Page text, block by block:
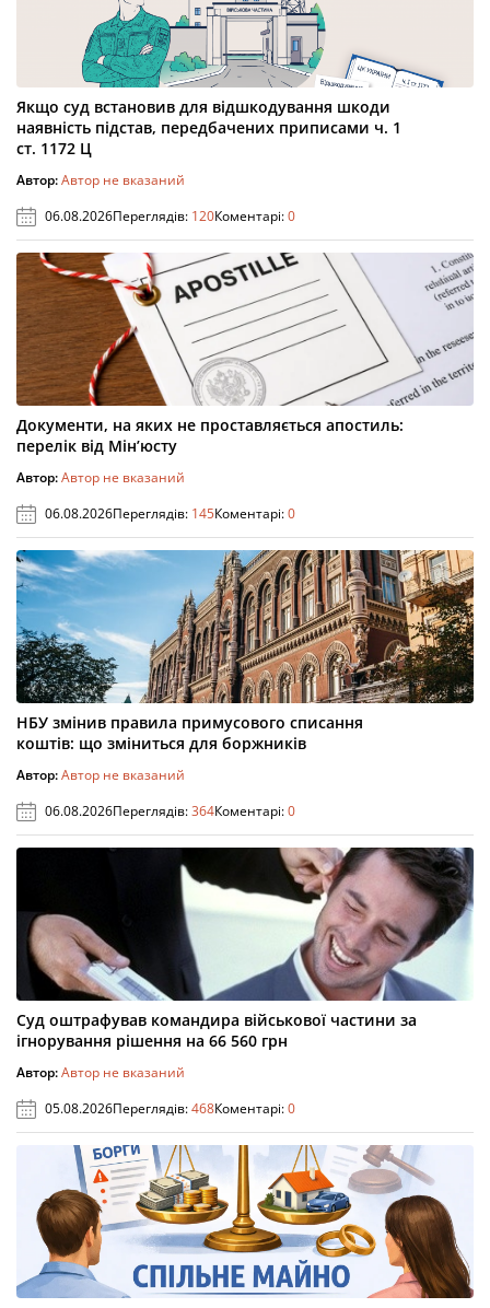
Якщо суд встановив для відшкодування шкоди
наявність підстав, передбачених приписами ч. 1
ст. 1172 Ц
Автор:Автор не вказаний
06.08.2026Переглядів: 120Коментарі:0
Документи, на яких не проставляється апостиль:
перелік від Мін’юсту
Автор:Автор не вказаний
06.08.2026Переглядів: 145Коментарі:0
НБУ змінив правила примусового списання
коштів: що зміниться для боржників
Автор:Автор не вказаний
06.08.2026Переглядів:364Коментарі:0
Суд оштрафував командира військової частини за
ігнорування рішення на 66 560 грн
Автор:Автор не вказаний
05.08.2026Переглядів:468Коментарі:0